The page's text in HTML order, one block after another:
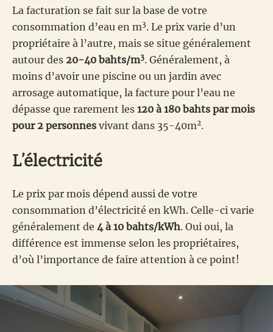
La facturation se fait sur la base de votre
consommation d’eau en m3. Le prix varie d’un
propriétaire à l’autre, mais se situe généralement
autour des 20-40 bahts/m3. Généralement, à
moins d’avoir une piscine ou un jardin avec
arrosage automatique, la facture pour l’eau ne
dépasse que rarement les 120 à 180 bahts par mois
pour 2 personnes vivant dans 35-40m2.
L’électricité
Le prix par mois dépend aussi de votre
consommation d’électricité en kWh. Celle-ci varie
généralement de 4 à 10 bahts/kWh. Oui oui, la
différence est immense selon les propriétaires,
d’où l’importance de faire attention à ce point!